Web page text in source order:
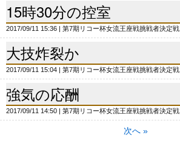
15時30分の控室
2017/09/11 15:36 第7期リコー杯女流王座戦挑戦者決定戦
大技炸裂か
2017/09/11 15:04 第7期リコー杯女流王座戦挑戦者決定戦
強気の応酬
2017/09/11 14:50 第7期リコー杯女流王座戦挑戦者決定戦
次へ »